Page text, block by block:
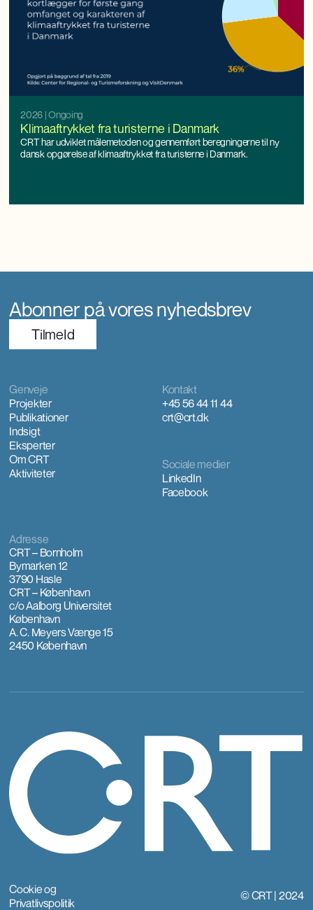
2026 | Ongoing
Klimaaftrykket fra turisterne i Danmark
CRT har udviklet målemetoden og gennemført beregningerne til ny
dansk opgørelse af klimaaftrykket fra turisterne i Danmark.
Abonner på vores nyhedsbrev
TilmeId
Kontakt
+45 56 44 11 44
crt@crt.dk
Genveje
Projekter
Publikationer
Indsigt
Eksperter
Om CRT
Aktiviteter
Sociale medier
LinkedIn
Facebook
Adresse
CRT – Bornholm
Bymarken 12
3790 Hasle
CRT – København
c/o Aalborg Universitet
København
A. C. Meyers Vænge 15
2450 København
Cookie og
Privatlivspolitik
© CRT | 2024